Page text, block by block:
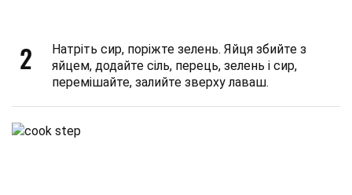
2
Натріть сир, поріжте зелень. Яйця збийте з
яйцем, додайте сіль, перець, зелень і сир,
перемішайте, залийте зверху лаваш.